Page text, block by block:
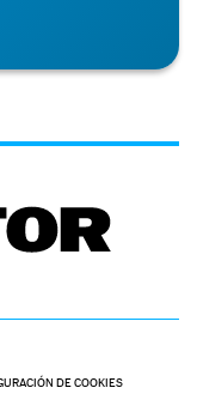
DE COOKIES